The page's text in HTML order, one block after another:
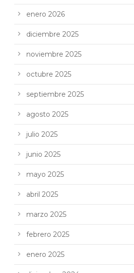
enero 2026
diciembre 2025
noviembre 2025
octubre 2025
septiembre 2025
agosto 2025
julio 2025
junio 2025
mayo 2025
abril 2025
marzo 2025
febrero 2025
enero 2025